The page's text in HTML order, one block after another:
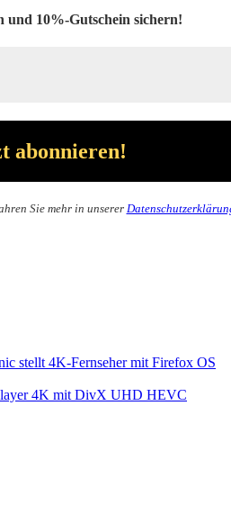
und 10%-Gutschein sichern!
Sie mehr in unserer
stellt 4K-Fernseher mit Firefox OS
4K mit DivX UHD HEVC